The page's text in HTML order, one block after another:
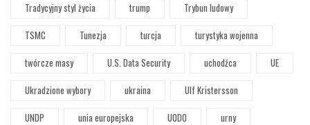
Tradycyjny styl życia
trump
Trybun ludowy
TSMC
Tunezja turcja
turystyka wojenna
twórcze masy
U.S. Data Security uchodźca
UE
Ukradzione wybory
ukraina
Ulf Kristersson
UNDP
unia europejska UODO
urny